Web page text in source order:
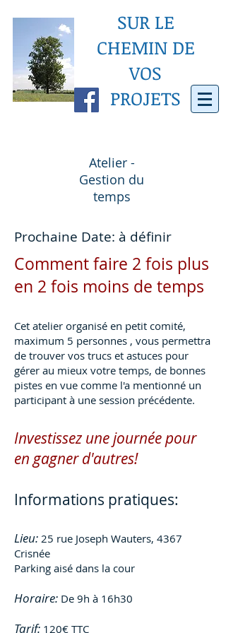
SUR LE
CHEMIN DE
VOS
PROJETS
Atelier -
Gestion du
temps
Prochaine Date: à définir
Comment faire 2 fois plus
en 2 fois moins de temps
Cet atelier organisé en petit comité,
maximum 5 personnes , vous permettra
de trouver vos trucs et astuces pour
gérer au mieux votre temps, de bonnes
pistes en vue comme l'a mentionné un
participant à une session précédente.
Investissez une journée pour
en gagner d'autres!
Informations pratiques:
Lieu: 25 rue Joseph Wauters, 4367
Crisnée
Parking aisé dans la cour
Horaire: De 9h à 16h30
Tarif: 120€ TTC